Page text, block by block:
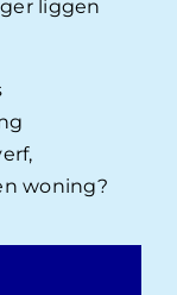
liggen
woning?